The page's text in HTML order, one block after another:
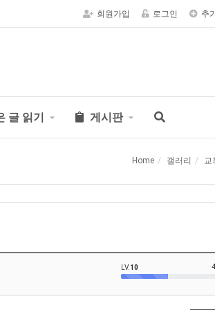
회원가입 로그인 추
글 읽기 게시판
Home 갤러리 교
LV.10